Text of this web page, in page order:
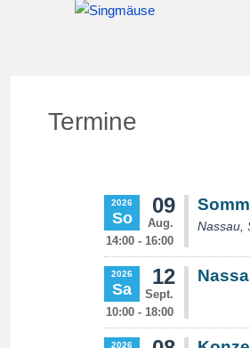
Termine